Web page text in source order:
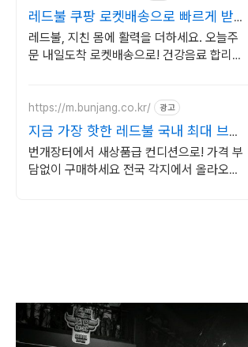
레드불 쿠팡 로켓배송으로 빠르게 받아
봐요
레드불, 지친 몸에 활력을 더하세요. 오늘주
문 내일도착 로켓배송으로! 건강음료 합리적
https://m.bunjang.co.kr/ 광고
지금 가장 핫한 레드불 국내 최대 브랜
드 중고거래
번개장터에서 새상품급 컨디션으로! 가격 부
담없이 구매하세요 전국 각지에서 올라오는